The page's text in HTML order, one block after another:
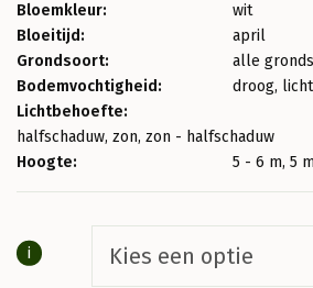
Bloemkleur:
wit
Bloeitijd:
april
Grondsoort:
alle
Bodemvochtigheid:
droog,
Lichtbehoefte:
halfschaduw, zon, zon - halfschaduw
Hoogte:
5 - 6 m, 5
i